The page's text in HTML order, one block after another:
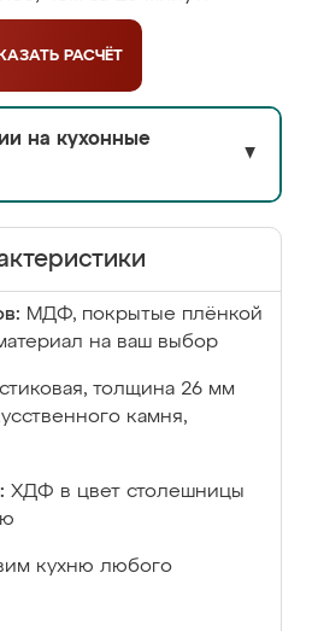
РАСЧЁТ
на кухонные
▼
МДФ, покрытые плёнкой
на ваш выбор
толщина 26 мм
камня,
ХДФ в цвет столешницы
кухню любого